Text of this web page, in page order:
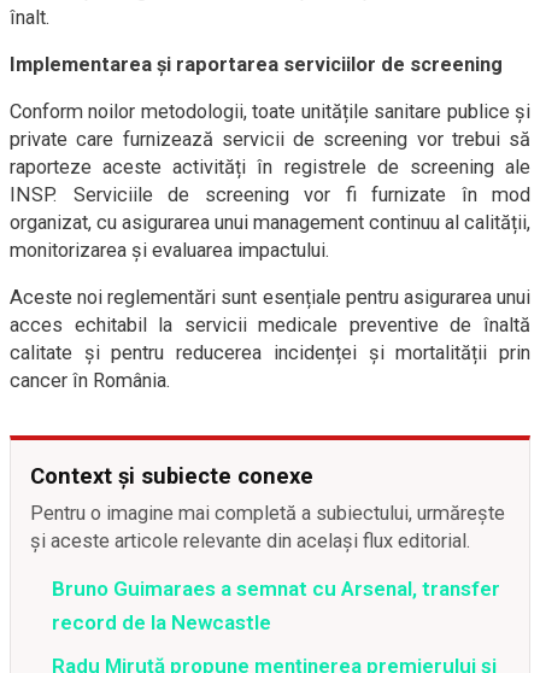
înalt.
Implementarea și raportarea serviciilor de screening
Conform noilor metodologii, toate unitățile sanitare publice și
private care furnizează servicii de screening vor trebui să
raporteze aceste activități în registrele de screening ale
INSP. Serviciile de screening vor fi furnizate în mod
organizat, cu asigurarea unui management continuu al calității,
monitorizarea și evaluarea impactului.
Aceste noi reglementări sunt esențiale pentru asigurarea unui
acces echitabil la servicii medicale preventive de înaltă
calitate și pentru reducerea incidenței și mortalității prin
cancer în România.
Context și subiecte conexe
Pentru o imagine mai completă a subiectului, urmărește
și aceste articole relevante din același flux editorial.
Bruno Guimaraes a semnat cu Arsenal, transfer
record de la Newcastle
Radu Miruță propune menținerea premierului și